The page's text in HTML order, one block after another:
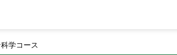
学コース